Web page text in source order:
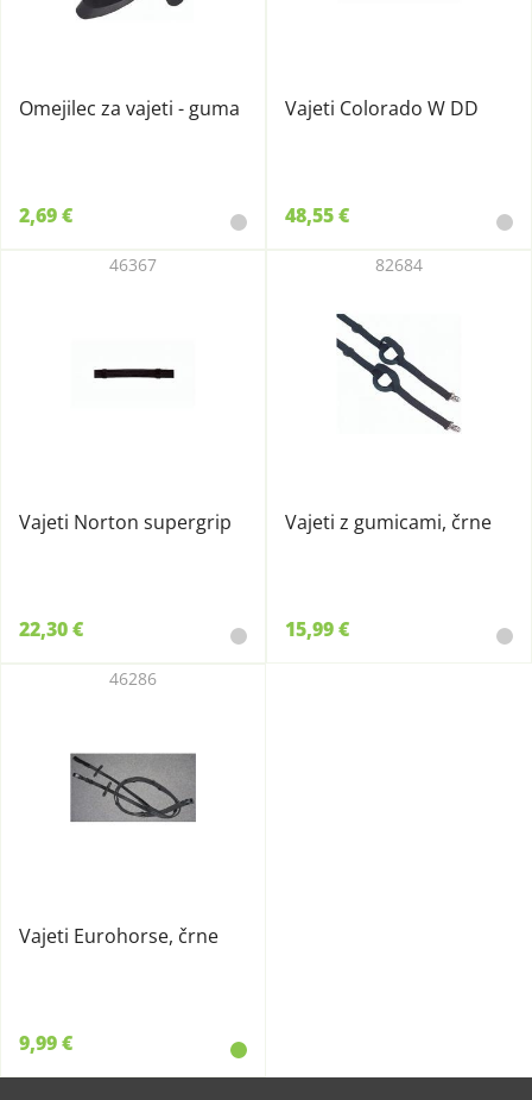
Omejilec za vajeti - guma
2,69 €
Vajeti Colorado W DD
48,55 €
Vajeti Norton supergrip
46367
22,30 €
Vajeti z gumicami, črne
82684
15,99 €
Vajeti Eurohorse, črne
46286
9,99 €